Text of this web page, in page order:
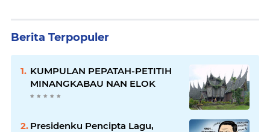
Berita Terpopuler
KUMPULAN PEPATAH-PETITIH
MINANGKABAU NAN ELOK
Presidenku Pencipta Lagu,